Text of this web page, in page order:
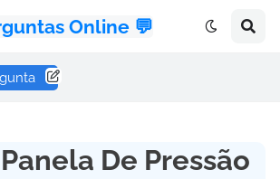
Online 💬
De Pressão